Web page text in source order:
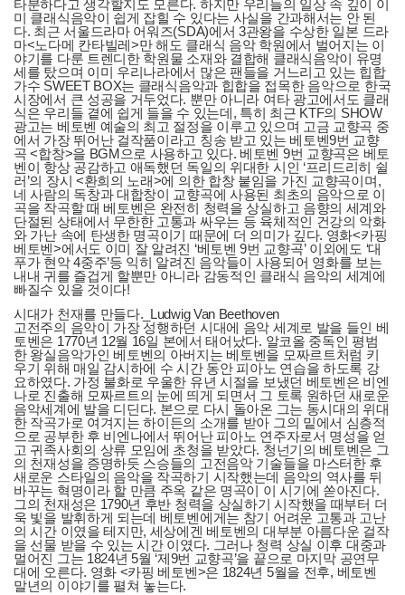
타분하다고 생각할지도 모른다. 하지만 우리들의 일상 속 깊이 이
미 클래식음악이 쉽게 잡힐 수 있다는 사실을 간과해서는 안 된
다. 최근 서울드라마 어워즈(SDA)에서 3관왕을 수상한 일본 드라
마<노다메 칸타빌레>만 해도 클래식 음악 학원에서 벌어지는 이
야기를 다룬 트렌디한 학원물 소재와 결합해 클래식음악이 유명
세를 탔으며 이미 우리나라에서 많은 팬들을 거느리고 있는 힙합
가수 SWEET BOX는 클래식음악과 힙합을 접목한 음악으로 한국
시장에서 큰 성공을 거두었다. 뿐만 아니라 여타 광고에서도 클래
식은 우리들 곁에 쉽게 들을 수 있는데, 특히 최근 KTF의 SHOW
광고는 베토벤 예술의 최고 절정을 이루고 있으며 고금 교향곡 중
에서 가장 뛰어난 걸작품이라고 칭송 받고 있는 베토벤9번 교향
곡 <합창>을 BGM으로 사용하고 있다. 베토벤 9번 교향곡은 베토
벤이 항상 공감하고 애독했던 독일의 위대한 시인 ‘프리드리히 쉴
러’의 장시 <환희의 노래>에 의한 합창 붙임을 가진 교향곡이며,
네 사람의 독창과 대합창이 교향곡에 사용된 최초의 음악으로 이
곡을 작곡할 때 베토벤은 완전히 청력을 상실하고 음향의 세계와
단절된 상태에서 무한한 고통과 싸우는 등 육체적인 건강의 악화
와 가난 속에 탄생한 명곡이기 때문에 더 의미가 깊다. 영화<카핑
베토벤>에서도 이미 잘 알려진 ‘베토벤 9번 교향곡’ 이외에도 ‘대
푸가 현악 4중주’등 익히 알려진 음악들이 사용되어 영화를 보는
내내 귀를 즐겁게 할뿐만 아니라 감동적인 클래식 음악의 세계에
빠질수 있을 것이다!
시대가 천재를 만들다._Ludwig Van Beethoven
고전주의 음악이 가장 성행하던 시대에 음악 세계로 발을 들인 베
토벤은 1770년 12월 16일 본에서 태어났다. 알코올 중독인 평범
한 왕실음악가인 베토벤의 아버지는 베토벤을 모짜르트처럼 키
우기 위해 매일 감시하에 수 시간 동안 피아노 연습을 하도록 강
요하였다. 가정 불화로 우울한 유년 시절을 보냈던 베토벤은 비엔
나로 진출해 모짜르트의 눈에 띄게 되면서 그 토록 원하던 새로운
음악세계에 발을 디딘다. 본으로 다시 돌아온 그는 동시대의 위대
한 작곡가로 여겨지는 하이든의 소개를 받아 그의 밑에서 심층적
으로 공부한 후 비엔나에서 뛰어난 피아노 연주자로서 명성을 얻
고 귀족사회의 상류 모임에 초청을 받았다. 청넌기의 베토벤은 그
의 천재성을 증명하듯 스승들의 고전음악 기술들을 마스터한 후
새로운 스타일의 음악을 작곡하기 시작했는데 음악의 역사를 뒤
바꾸는 혁명이라 할 만큼 주옥 같은 명곡이 이 시기에 쏟아진다.
그의 천재성은 1790년 후반 청력을 상실하기 시작했을 때부터 더
욱 빛을 발휘하게 되는데 베토벤에게는 참기 어려운 고통과 고난
의 시간 이였을 테지만, 세상에겐 베토벤의 대부분 아름다운 걸작
을 선물 받을 수 있는 시간 이였다. 그러나 청력 상실 이후 대중과
멀어진 그는 1824년 5월 ‘제9번 교향곡’을 끝으로 마지막 공연무
대에 오른다. 영화 <카핑 베토벤>은 1824년 5월을 전후, 베토벤
말년의 이야기를 펼쳐 놓는다.